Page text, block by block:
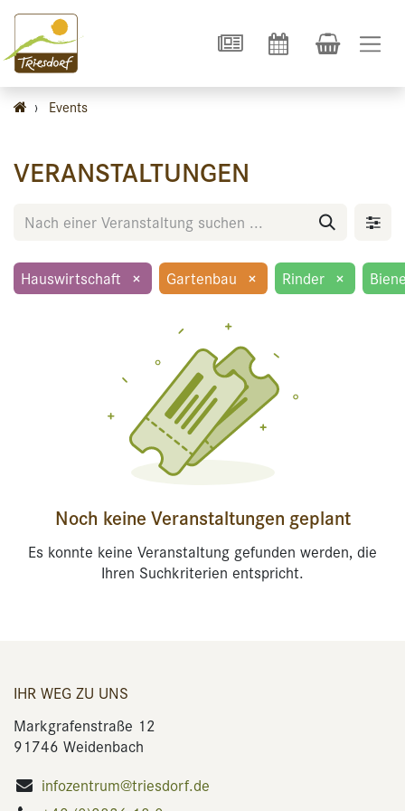
› Events
VERANSTALTUNGEN
Hauswirtschaft × Gartenbau × Rinder ×
Noch keine Veranstaltungen geplant
Es konnte keine Veranstaltung gefunden werden, die
Ihren Suchkriterien entspricht.
IHR WEG ZU UNS
Markgrafenstraße 12
91746 Weidenbach
infozentrum@triesdorf.de